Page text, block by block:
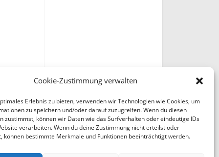
Cookie-Zustimmung verwalten
Erlebnis zu bieten, verwenden wir Technologien wie Cookies, um
zu speichern und/oder darauf zuzugreifen. Wenn du diesen
zustimmst, können wir Daten wie das Surfverhalten oder eindeutige IDs
verarbeiten. Wenn du deine Zustimmung nicht erteilst oder
können bestimmte Merkmale und Funktionen beeinträchtigt werden.